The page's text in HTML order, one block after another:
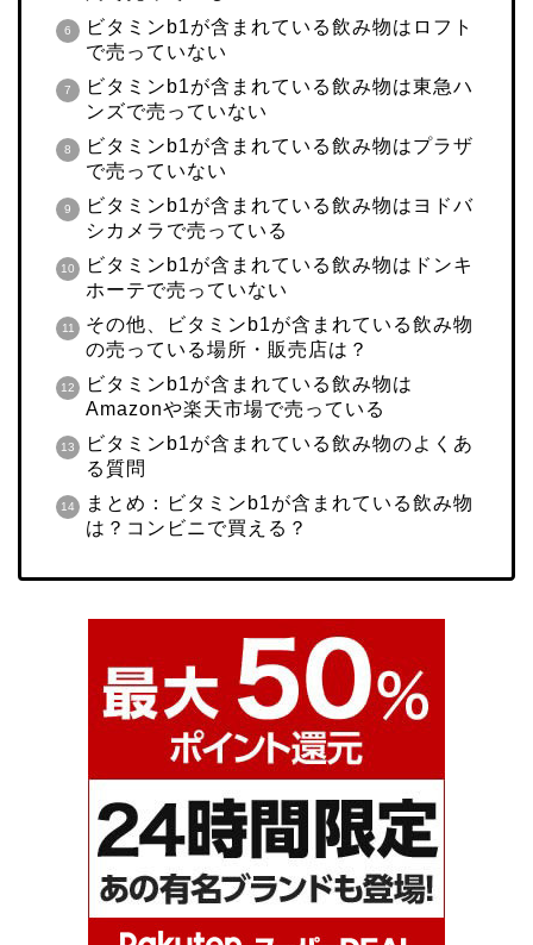
ビタミンb1が含まれている飲み物はロフト
で売っていない
ビタミンb1が含まれている飲み物は東急ハ
ンズで売っていない
ビタミンb1が含まれている飲み物はプラザ
で売っていない
ビタミンb1が含まれている飲み物はヨドバ
シカメラで売っている
ビタミンb1が含まれている飲み物はドンキ
ホーテで売っていない
その他、
ビタミンb1が含まれている飲み物
の売っている場所・販売店は？
ビタミンb1が含まれている飲み物は
Amazonや楽天市場で売っている
ビタミンb1が含まれている飲み物のよくあ
る質問
まとめ：ビタミンb1が含まれている飲み物
は？コンビニで買える？